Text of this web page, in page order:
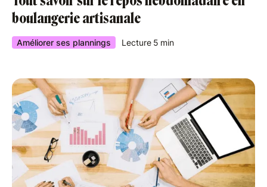
boulangerie artisanale
Améliorer ses plannings Lecture 5 min